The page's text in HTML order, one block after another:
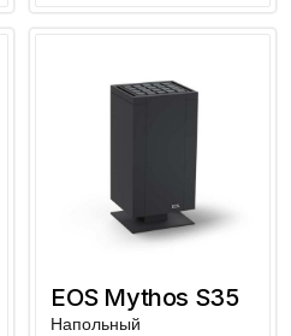
EOS Mythos S35
Напольный